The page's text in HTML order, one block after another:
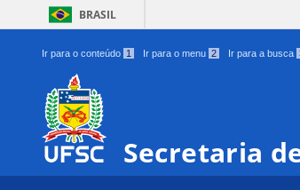
BRASIL
Ir para o conteúdo 1 Ir para o menu 2 Ir para a busca
Secretaria